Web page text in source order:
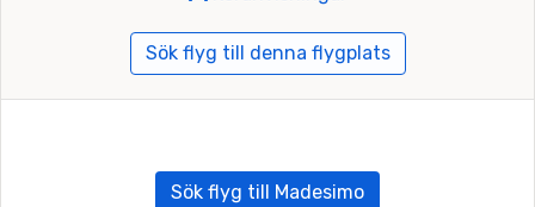
Sök flyg till denna flygplats
Sök flyg till Madesimo